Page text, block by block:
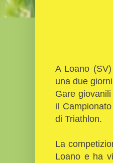
A Loano
una due
Gare
il
di Triathlon.
La
Loano e ha